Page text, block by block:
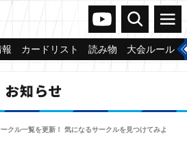
ヴァンガードch
検索 メニュー
カードリスト 読み物 大会ルール
お知らせ
クル一覧を更新！ 気になるサークルを見つけてみよ